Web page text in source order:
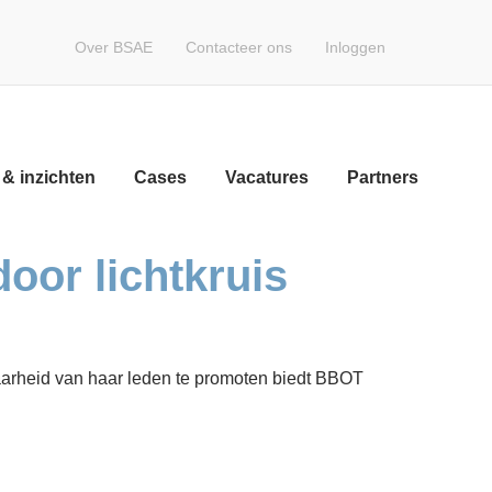
& inzichten Cases Vacatures Partners
Over BSAE Contacteer ons Inloggen
lichtkruis
van haar leden te promoten biedt BBOT
Volg een opleiding
Partners